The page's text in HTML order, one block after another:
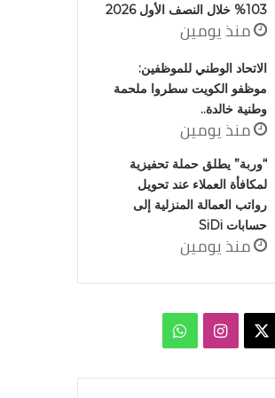
103% خلال النصف الأول 2026
منذ يومين
الاتحاد الوطني للموظفين:
موظفو الكويت سطروا ملحمة
وطنية خالدة..
منذ يومين
“وربة” يطلق حملة تحفيزية
لمكافأة العملاء عند تحويل
رواتب العمالة المنزلية إلى
حسابات SiDi
منذ يومين
انستقرامواتساب